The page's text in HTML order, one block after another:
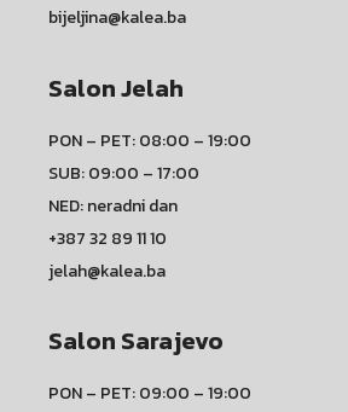
bijeljina@kalea.ba
Salon Jelah
PON – PET: 08:00 – 19:00
SUB: 09:00 – 17:00
NED: neradni dan
+387 32 89 11 10
jelah@kalea.ba
Salon Sarajevo
PON – PET: 09:00 – 19:00